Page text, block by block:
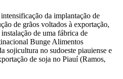
da implantação de
de grãos voltados à exportação,
de uma fábrica de
Bunge Alimentos
sojicultura no sudoeste piauiense e
de soja no Piauí (Ramos,